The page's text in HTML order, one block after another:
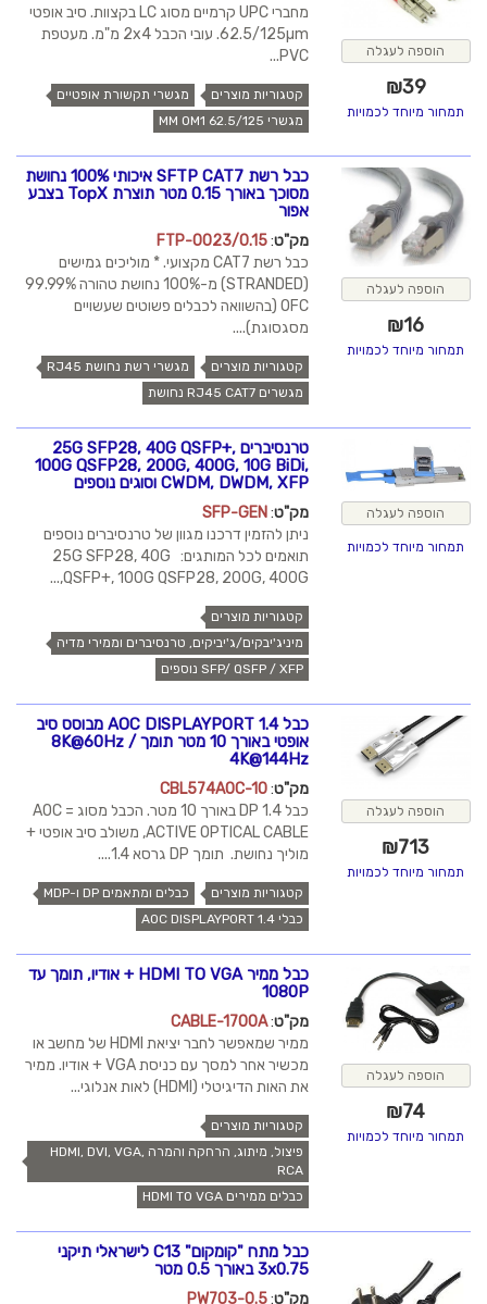
הוספה לעגלה
₪39
תמחור מיוחד לכמויות
מחברי UPC קרמיים מסוג LC בקצוות. סיב אופטי
62.5/125µm. עובי הכבל 2x4 מ"מ. מעטפת
PVC...
קטגוריות מוצרים
מגשרי תקשורת אופטיים
מגשרי MM OM1 62.5/125
הוספה לעגלה
₪16
תמחור מיוחד לכמויות
כבל רשת SFTP CAT7 איכותי 100% נחושת
מסוכך באורך 0.15 מטר תוצרת TopX בצבע
אפור
מק"ט:
FTP-0023/0.15
כבל רשת CAT7 מקצועי. * מוליכים גמישים
(STRANDED) מ-100% נחושת טהורה 99.99%
OFC (בהשוואה לכבלים פשוטים שעשויים
מסגסוגת)....
קטגוריות מוצרים
מגשרי רשת נחושת RJ45
מגשרים RJ45 CAT7 נחושת
הוספה לעגלה
תמחור מיוחד לכמויות
טרנסיברים 25G SFP28, 40G QSFP+,
100G QSFP28, 200G, 400G, 10G BiDi,
CWDM, DWDM, XFP וסוגים נוספים
מק"ט:
SFP-GEN
ניתן להזמין דרכנו מגוון של טרנסיברים נוספים
תואמים לכל המותגים: 25G SFP28, 40G
QSFP+, 100G QSFP28, 200G, 400G,...
קטגוריות מוצרים
מיניג'יבקים/ג'יביקים, טרנסיברים וממירי מדיה
SFP/ QSFP / XFP נוספים
הוספה לעגלה
₪713
תמחור מיוחד לכמויות
כבל AOC DISPLAYPORT 1.4 מבוסס סיב
אופטי באורך 10 מטר תומך 8K@60Hz /
4K@144Hz
מק"ט:
CBL574AOC-10
כבל DP 1.4 באורך 10 מטר. הכבל מסוג AOC =
ACTIVE OPTICAL CABLE, משולב סיב אופטי +
מוליך נחושת. תומך DP גרסא 1.4....
קטגוריות מוצרים
כבלים ומתאמים DP ו-MDP
כבלי AOC DISPLAYPORT 1.4
הוספה לעגלה
₪74
תמחור מיוחד לכמויות
כבל ממיר HDMI TO VGA + אודיו, תומך עד
1080P
מק"ט:
CABLE-1700A
ממיר שמאפשר לחבר יציאת HDMI של מחשב או
מכשיר אחר למסך עם כניסת VGA + אודיו. ממיר
את האות הדיגיטלי (HDMI) לאות אנלוגי...
קטגוריות מוצרים
פיצול, מיתוג, הרחקה והמרה HDMI, DVI, VGA,
RCA
כבלים ממירים HDMI TO VGA
כבל מתח "קומקום" C13 לישראלי תיקני
3x0.75 באורך 0.5 מטר
מק"ט:
PW703-0.5